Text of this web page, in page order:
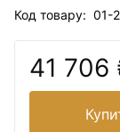
Код товару: 01-
41 706